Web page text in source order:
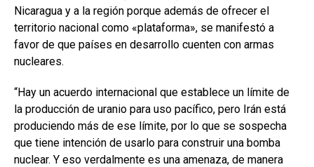
Nicaragua y a la región porque además de ofrecer el
territorio nacional como «plataforma», se manifestó a
favor de que países en desarrollo cuenten con armas
nucleares.
“Hay un acuerdo internacional que establece un límite de
la producción de uranio para uso pacífico, pero Irán está
produciendo más de ese límite, por lo que se sospecha
que tiene intención de usarlo para construir una bomba
nuclear. Y eso verdalmente es una amenaza, de manera